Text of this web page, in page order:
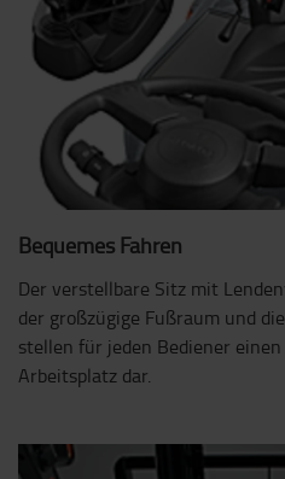
Bequemes Fahren
Der verstellbare Sitz mit
der großzügige Fußraum und
stellen für jeden Bediener
Arbeitsplatz dar.